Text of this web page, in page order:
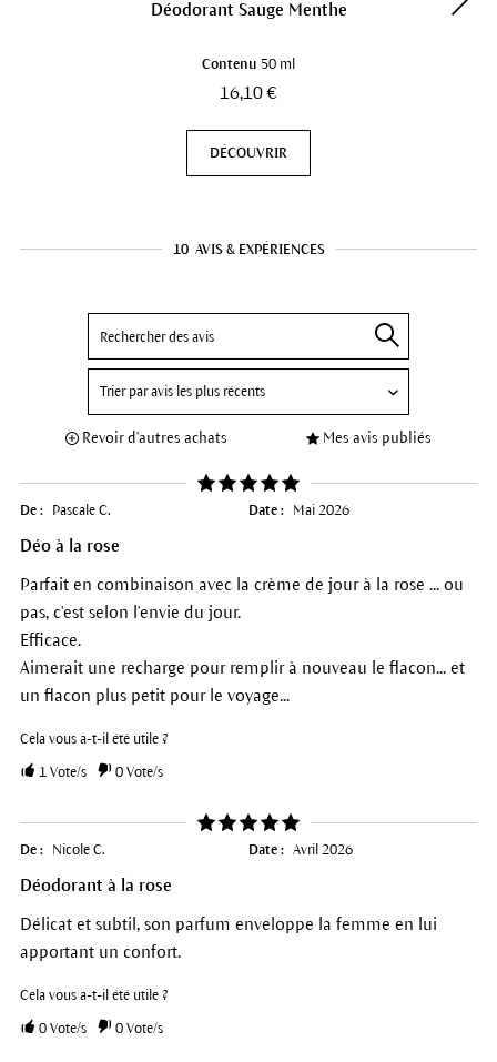
Déodorant Sauge Menthe
Contenu 50 ml
16,10 €
DÉCOUVRIR
10 AVIS & EXPÉRIENCES
Revoir d'autres achats Mes avis publiés
De : Pascale C. Date : Mai 2026
Déo à la rose
Parfait en combinaison avec la crème de jour à la rose ... ou
pas, c'est selon l'envie du jour.
Efficace.
Aimerait une recharge pour remplir à nouveau le flacon... et
un flacon plus petit pour le voyage...
Cela vous a-t-il été utile ?
1Vote/s 0Vote/s
De : Nicole C. Date : Avril 2026
Déodorant à la rose
Délicat et subtil, son parfum enveloppe la femme en lui
apportant un confort.
Cela vous a-t-il été utile ?
0Vote/s 0Vote/s